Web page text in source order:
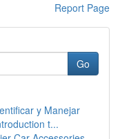
Report Page
Go
y Manejar
t...